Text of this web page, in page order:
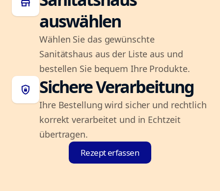
auswählen
Wählen Sie das gewünschte
Sanitätshaus aus der Liste aus und
bestellen Sie bequem Ihre Produkte.
shield_lock Sichere Verarbeitung
Ihre Bestellung wird sicher und rechtlich
korrekt verarbeitet und in Echtzeit
übertragen.
Rezept erfassen